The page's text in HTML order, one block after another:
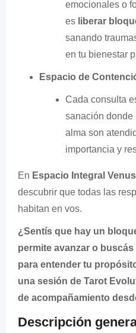
emocionales o
es liberar
sanando
en tu bienestar
Espacio de
Cada consulta
sanación donde
alma son
importancia y
En Espacio Integral Venus
descubrir que todas las
habitan en vos.
¿Sentís que hay un
permite avanzar o
para entender tu
una sesión de Tarot
de acompañamiento
Descripción